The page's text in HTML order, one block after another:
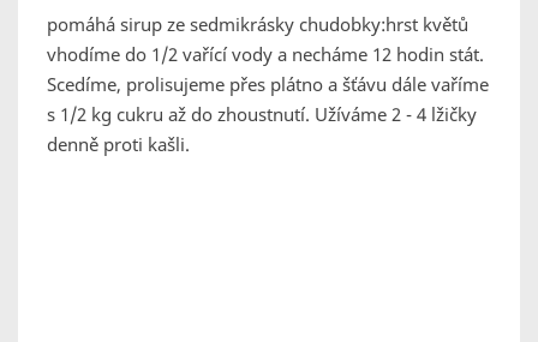
pomáhá sirup ze sedmikrásky chudobky:hrst květů
vhodíme do 1/2 vařící vody a necháme 12 hodin stát.
Scedíme, prolisujeme přes plátno a šťávu dále vaříme
s 1/2 kg cukru až do zhoustnutí. Užíváme 2 - 4 lžičky
denně proti kašli.